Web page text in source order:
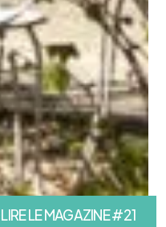
LIRE LE MAGAZINE #21
onglet)